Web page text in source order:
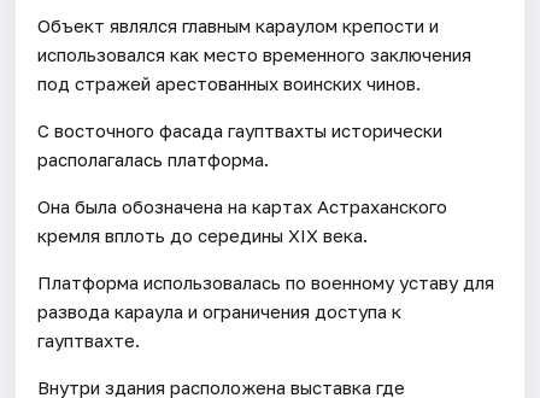
Объект являлся главным караулом крепости и
использовался как место временного заключения
под стражей арестованных воинских чинов.
С восточного фасада гауптвахты исторически
располагалась платформа.
Она была обозначена на картах Астраханского
кремля вплоть до середины XIX века.
Платформа использовалась по военному уставу для
развода караула и ограничения доступа к
гауптвахте.
Внутри здания расположена выставка где